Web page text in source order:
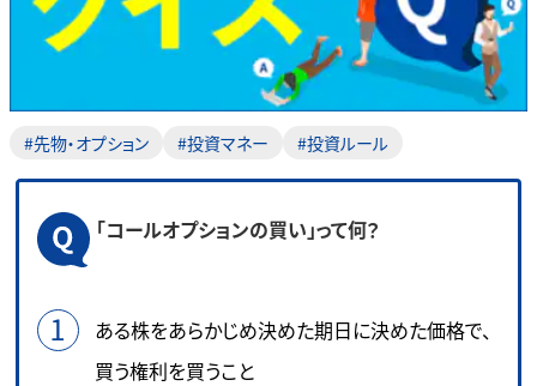
#先物・オプション #投資マネー #投資ルール
「コールオプションの買い」って何？
ある株をあらかじめ決めた期日に決めた価格で、
買う権利を買うこと